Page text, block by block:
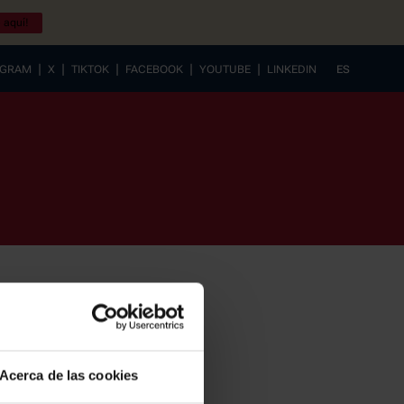
Acerca de las cookies
aquí!
| X | TIKTOK | FACEBOOK | YOUTUBE | LINKEDIN
ES